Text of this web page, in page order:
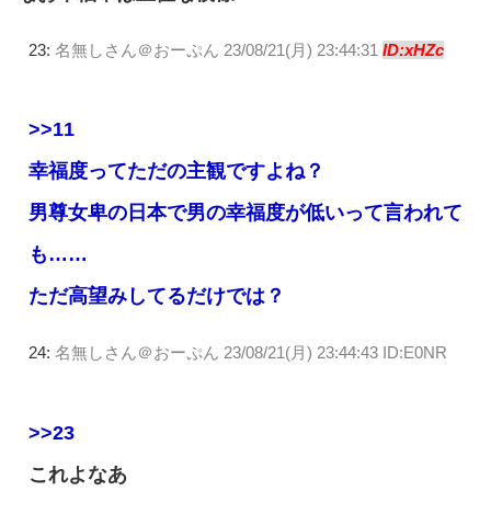
23: 名無しさん＠おーぷん 23/08/21(月) 23:44:31 ID:xHZc
>>11
幸福度ってただの主観ですよね？
男尊女卑の日本で男の幸福度が低いって言われて
も……
ただ高望みしてるだけでは？
24: 名無しさん＠おーぷん 23/08/21(月) 23:44:43 ID:E0NR
>>23
これよなあ